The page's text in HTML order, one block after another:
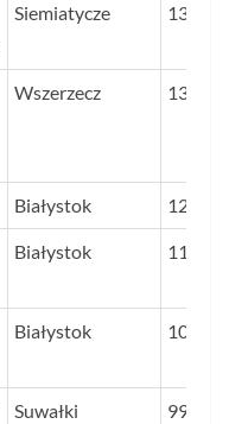
Siemiatycze 137,3
Wszerzecz 135,7
Białystok 126,2
Białystok 116,9
Białystok 103,1
Suwałki 99,0